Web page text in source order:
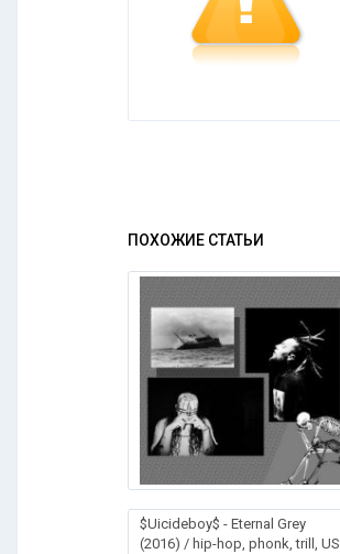
ПОХОЖИЕ СТАТЬИ
$Uicideboy$ - Eternal Grey
(2016) / hip-hop, phonk, trill, US